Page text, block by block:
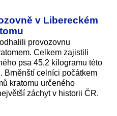
v Libereckém
provozovnu
Celkem zajistili
psa 45,2 kilogramu této
Brněnští celníci počátkem
kratomu určeného
záchyt v historii ČR.